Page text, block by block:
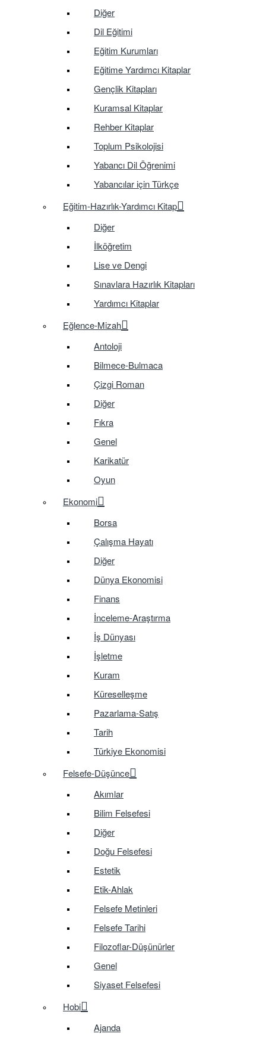
Diğer
Dil Eğitimi
Eğitim Kurumları
Eğitime Yardımcı Kitaplar
Gençlik Kitapları
Kuramsal Kitaplar
Rehber Kitaplar
Toplum Psikolojisi
Yabancı Dil Öğrenimi
Yabancılar için Türkçe
Eğitim-Hazırlık-Yardımcı Kitap
Diğer
İlköğretim
Lise ve Dengi
Sınavlara Hazırlık Kitapları
Yardımcı Kitaplar
Eğlence-Mizah
Antoloji
Bilmece-Bulmaca
Çizgi Roman
Diğer
Fıkra
Genel
Karikatür
Oyun
Ekonomi
Borsa
Çalışma Hayatı
Diğer
Dünya Ekonomisi
Finans
İnceleme-Araştırma
İş Dünyası
İşletme
Kuram
Küreselleşme
Pazarlama-Satış
Tarih
Türkiye Ekonomisi
Felsefe-Düşünce
Akımlar
Bilim Felsefesi
Diğer
Doğu Felsefesi
Estetik
Etik-Ahlak
Felsefe Metinleri
Felsefe Tarihi
Filozoflar-Düşünürler
Genel
Siyaset Felsefesi
Hobi
Ajanda